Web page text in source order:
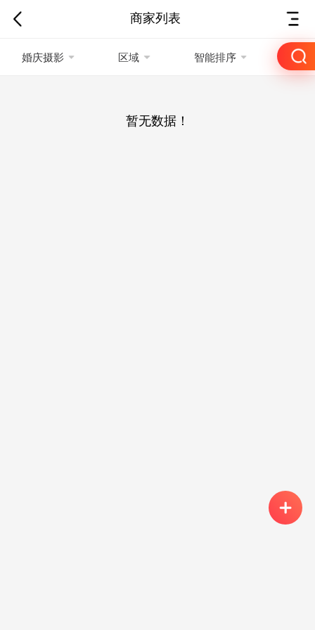
商家列表
婚庆摄影 区域 智能排序
暂无数据！